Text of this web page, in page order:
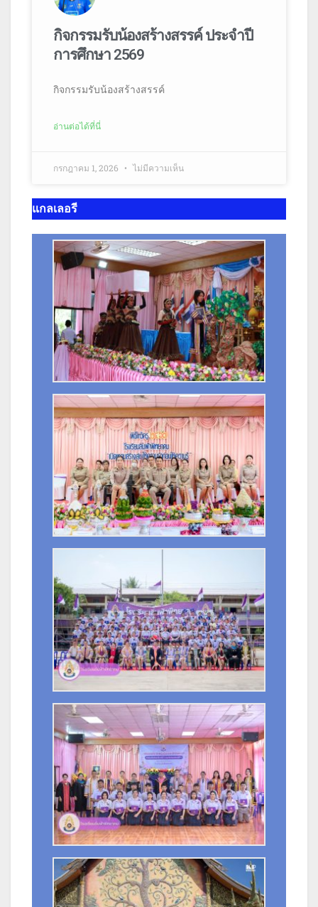
กิจกรรมรับน้องสร้างสรรค์ ประจำปี
การศึกษา 2569
กิจกรรมรับน้องสร้างสรรค์
อ่านต่อได้ที่นี่
กรกฎาคม 1, 2026 ไม่มีความเห็น
แกลเลอรี